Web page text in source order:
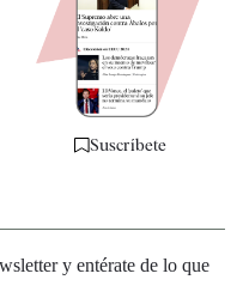
Suscríbete
y entérate de lo que